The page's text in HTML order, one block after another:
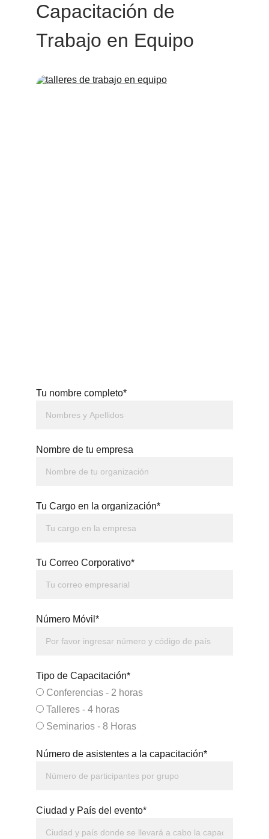
Capacitación de
Trabajo en Equipo
Tu nombre completo*
Nombre de tu empresa
Tu Cargo en la organización*
Tu Correo Corporativo*
Número Móvil*
Tipo de Capacitación*
Conferencias - 2 horas
Talleres - 4 horas
Seminarios - 8 Horas
Número de asistentes a la capacitación*
Ciudad y País del evento*